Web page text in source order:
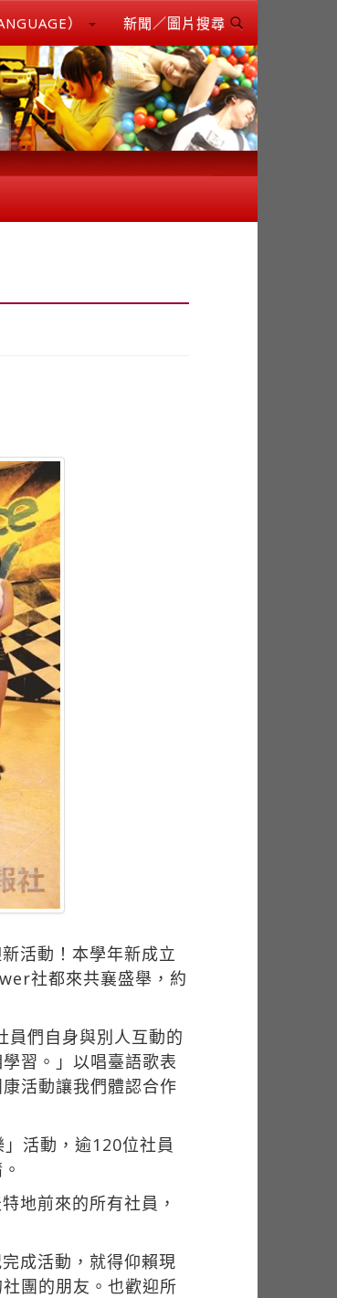
） 新聞／圖片搜尋
活動！本學年新成立
社都來共襄盛舉，約
們自身與別人互動的
習。」以唱臺語歌表
活動讓我們體認合作
活動，逾120位社員
地前來的所有社員，
成活動，就得仰賴現
團的朋友。也歡迎所